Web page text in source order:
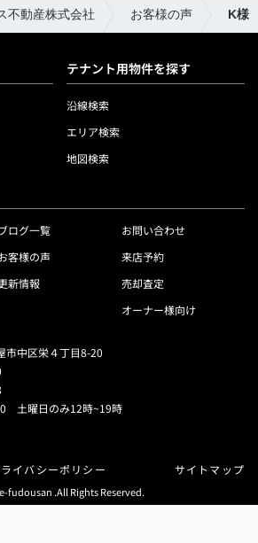
不動産株式会社 お客様の声 K様
テナント用物件を探す
沿線検索
エリア検索
地図検索
ログ一覧
客様の声
新情報
お問い合わせ
来店予約
売却査定
オーナー様向け
中区栄４丁目8-20
土曜日のみ12時~19時
イバシーポリシー サイトマップ
fudousan .All Rights Reserved.